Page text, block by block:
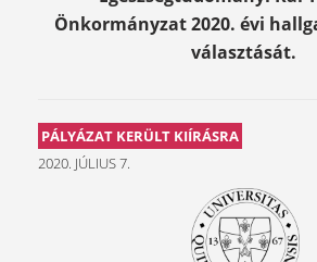
Önkormányzat 2020. évi
választását.
PÁLYÁZAT KERÜLT KIÍRÁSRA
2020. JÚLIUS 7.